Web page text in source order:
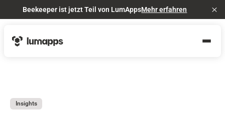
Beekeeper ist jetzt Teil von LumAppsMehr erfahren
Insights